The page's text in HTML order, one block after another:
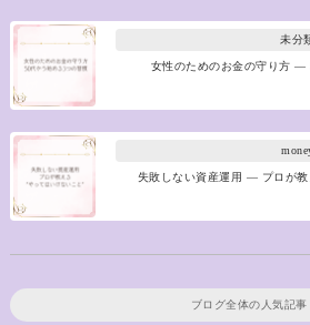
未分
女性のためのお金の守り方 ―
失敗しない資産運用 ― プロが教
ブログ全体の人気記事